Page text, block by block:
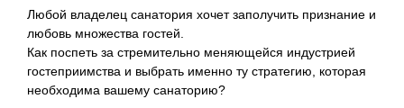
Любой владелец санатория хочет заполучить признание и
любовь множества гостей.
Как поспеть за стремительно меняющейся индустрией
гостеприимства и выбрать именно ту стратегию, которая
необходима вашему санаторию?